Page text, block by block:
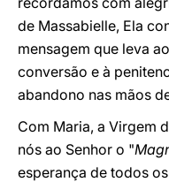
de Massabielle, Ela
mensagem que leva
conversão e à
abandono nas mãos
Com Maria, a Virgem
nós ao Senhor o "
esperança de todos